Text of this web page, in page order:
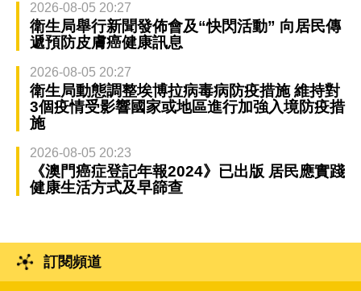
2026-08-05 20:27
衛生局舉行新聞發佈會及“快閃活動” 向居民傳
遞預防皮膚癌健康訊息
2026-08-05 20:27
衛生局動態調整埃博拉病毒病防疫措施 維持對
3個疫情受影響國家或地區進行加強入境防疫措
施
2026-08-05 20:23
《澳門癌症登記年報2024》已出版 居民應實踐
健康生活方式及早篩查
訂閱頻道